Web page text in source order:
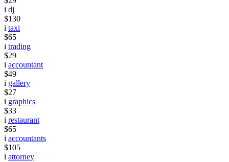
i dj
$130
i taxi
$65
i trading
$29
i accountant
$49
i gallery
$27
i graphics
$33
i restaurant
$65
i accountants
$105
i attorney